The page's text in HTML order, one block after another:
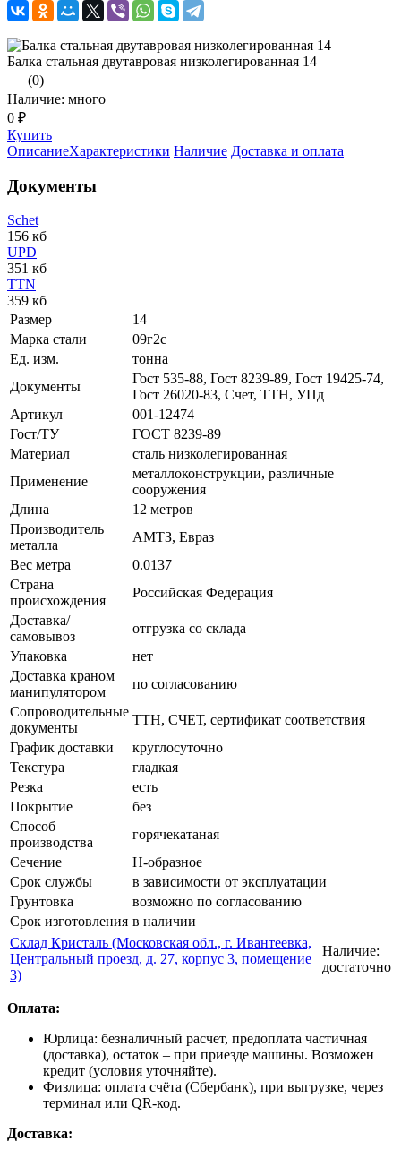
Балка стальная двутавровая низколегированная 14
(0)
Наличие: много
0 ₽
Купить
ОписаниеХарактеристики Наличие Доставка и оплата
Документы
Schet
156 кб
UPD
351 кб
TTN
359 кб
Размер
14
Марка стали
09г2с
Ед. изм.
тонна
Документы
Гост 535-88, Гост 8239-89, Гост 19425-74,
Гост 26020-83, Счет, ТТН, УПд
Артикул
001-12474
Гост/ТУ
ГОСТ 8239-89
Материал
сталь низколегированная
Применение
металлоконструкции, различные
сооружения
Длина
12 метров
Производитель
металла
АМТЗ, Евраз
Вес метра
0.0137
Страна
происхождения
Российская Федерация
Доставка/
самовывоз
отгрузка со склада
Упаковка
нет
Доставка краном
манипулятором
по согласованию
Сопроводительные
документы
ТТН, СЧЕТ, сертификат соответствия
График доставки
круглосуточно
Текстура
гладкая
Резка
есть
Покрытие
без
Способ
производства
горячекатаная
Сечение
Н-образное
Срок службы
в зависимости от эксплуатации
Грунтовка
возможно по согласованию
Срок изготовления в наличии
Склад Кристаль (Московская обл., г. Ивантеевка,
Центральный проезд, д. 27, корпус 3, помещение
3)
Наличие:
достаточно
Оплата:
Юрлица: безналичный расчет, предоплата частичная
(доставка), остаток – при приезде машины. Возможен
кредит (условия уточняйте).
Физлица: оплата счёта (Сбербанк), при выгрузке, через
терминал или QR-код.
Доставка: